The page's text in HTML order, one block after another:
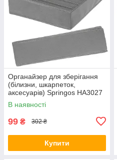
Органайзер для зберігання
(білизни, шкарпеток,
аксесуарів) Springos HA3027
В наявності
99 ₴ 302 ₴
Купити